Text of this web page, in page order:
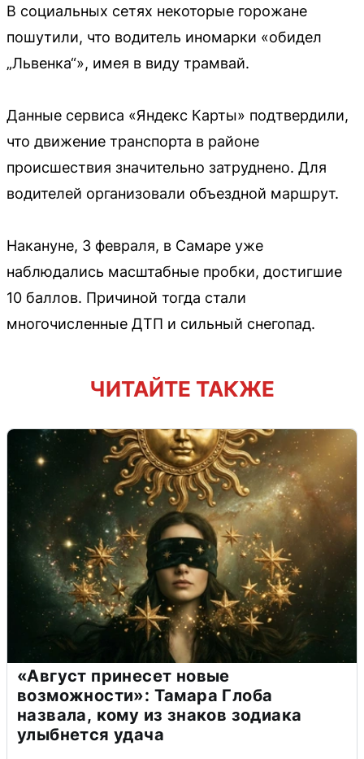
В социальных сетях некоторые горожане
пошутили, что водитель иномарки «обидел
„Львенка“», имея в виду трамвай.
Данные сервиса «Яндекс Карты» подтвердили,
что движение транспорта в районе
происшествия значительно затруднено. Для
водителей организовали объездной маршрут.
Накануне, 3 февраля, в Самаре уже
наблюдались масштабные пробки, достигшие
10 баллов. Причиной тогда стали
многочисленные ДТП и сильный снегопад.
ЧИТАЙТЕ ТАКЖЕ
«Август принесет новые
возможности»: Тамара Глоба
назвала, кому из знаков зодиака
улыбнется удача